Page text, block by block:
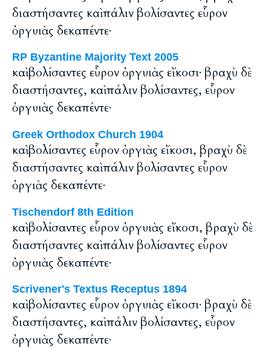
διαστήσαντες καὶ πάλιν βολίσαντες εὗρον
ὀργυιὰς δεκαπέντε·
RP Byzantine Majority Text 2005
καὶ βολίσαντες εὗρον ὀργυιὰς εἴκοσι· βραχὺ δὲ
διαστήσαντες, καὶ πάλιν βολίσαντες, εὗρον
ὀργυιὰς δεκαπέντε·
Greek Orthodox Church 1904
καὶ βολίσαντες εὗρον ὀργιὰς εἴκοσι, βραχὺ δὲ
διαστήσαντες καὶ πάλιν βολίσαντες εὗρον
ὀργιὰς δεκαπέντε·
Tischendorf 8th Edition
καὶ βολίσαντες εὗρον ὀργυιὰς εἴκοσι, βραχὺ δὲ
διαστήσαντες καὶ πάλιν βολίσαντες εὗρον
ὀργυιὰς δεκαπέντε·
Scrivener's Textus Receptus 1894
καὶ βολίσαντες εὗρον ὀργυιὰς εἴκοσι· βραχὺ δὲ
διαστήσαντες, καὶ πάλιν βολίσαντες, εὖρον
ὀργυιὰς δεκαπέντε·